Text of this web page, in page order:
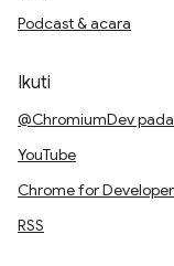
Podcast & acara
Ikuti
@ChromiumDev
YouTube
Chrome for
RSS